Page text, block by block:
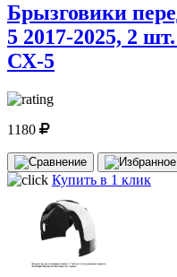
Брызговики
5 2017-2025, 2
СХ-5
1180
Купить в 1 клик